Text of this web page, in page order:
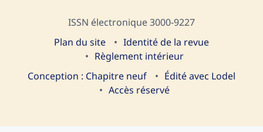
ISSN électronique 3000-9227
Plan du site
Identité de la revue
Règlement intérieur
Conception : Chapitre neuf
Édité avec Lodel
Accès réservé